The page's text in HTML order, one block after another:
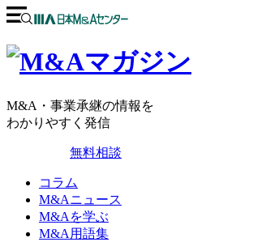
M&A・事業承継の情報を
わかりやすく発信
無料相談
コラム
M&Aニュース
M&Aを学ぶ
M&A用語集